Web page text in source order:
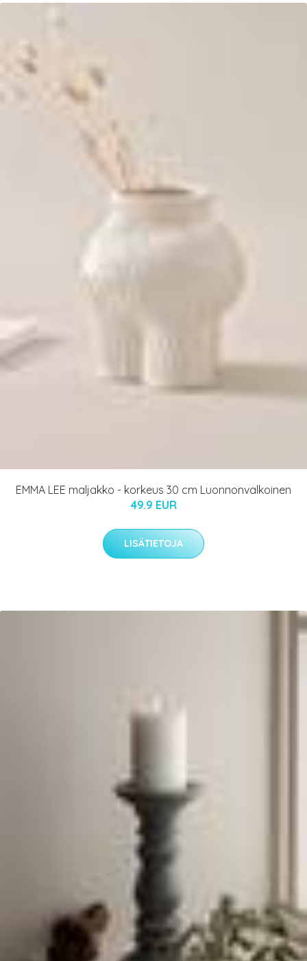
EMMA LEE maljakko - korkeus 30 cm Luonnonvalkoinen
49.9 EUR
LISÄTIETOJA